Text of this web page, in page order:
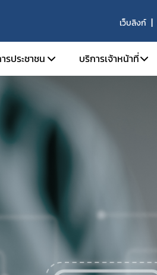
เว็บลิงก์
ที่ความรับผิดชอบ
รประชาชน
คำถามที่พบบ่อย (FAQs)
ร้องเรียน
บริการเจ้าหน้าที่